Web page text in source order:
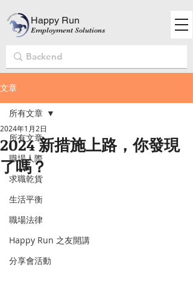
Happy Run
Employment Solutions
文章
所有文章
職場人際
求職乾貨
生活平衡
職場法律
Happy Run 之友開講
分享會活動
所有文章
2024 新措施上路，你發現
了嗎？
2024年1月2日